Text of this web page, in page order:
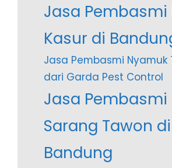
Jasa Pembasmi
Kasur di
Jasa Pembasmi Nyamuk
dari Garda Pest Control
Jasa Pembasmi
Sarang Tawon di
Bandung